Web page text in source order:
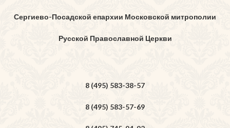
Сергиево-Посадской епархии Московской митрополии
Русской Православной Церкви
8 (495) 583-38-57
8 (495) 583-57-69